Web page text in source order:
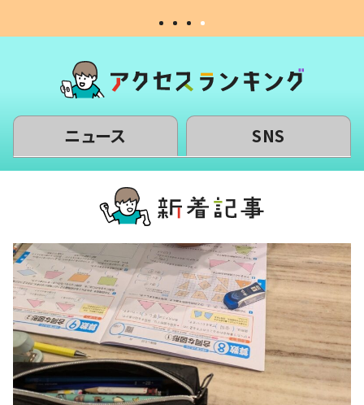
ニュース SNS